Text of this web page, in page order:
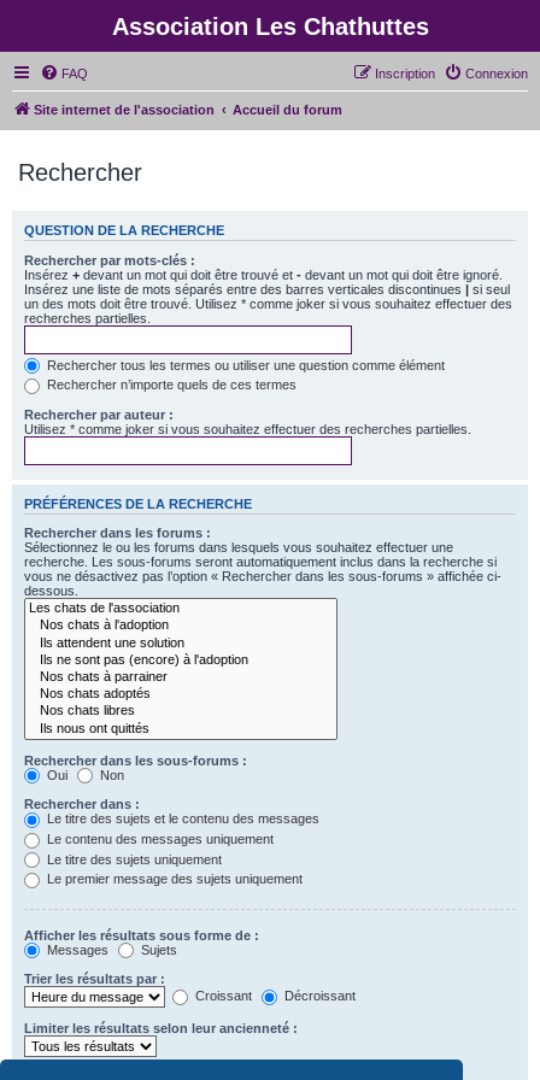
Association Les Chathuttes
FAQ Connexion
Inscription
Site internet de l'association Accueil du forum
Rechercher
QUESTION DE LA RECHERCHE
Rechercher par mots-clés :
Insérez + devant un mot qui doit être trouvé et - devant un mot qui doit être ignoré.
Insérez une liste de mots séparés entre des barres verticales discontinues | si seul
un des mots doit être trouvé. Utilisez * comme joker si vous souhaitez effectuer des
recherches partielles.
Rechercher tous les termes ou utiliser une question comme élément
Rechercher n’importe quels de ces termes
Rechercher par auteur :
Utilisez * comme joker si vous souhaitez effectuer des recherches partielles.
PRÉFÉRENCES DE LA RECHERCHE
Rechercher dans les forums :
Sélectionnez le ou les forums dans lesquels vous souhaitez effectuer une
recherche. Les sous-forums seront automatiquement inclus dans la recherche si
vous ne désactivez pas l’option « Rechercher dans les sous-forums » affichée ci-
dessous.
Rechercher dans les sous-forums :
Oui
Non
Rechercher dans :
Le titre des sujets et le contenu des messages
Le contenu des messages uniquement
Le titre des sujets uniquement
Le premier message des sujets uniquement
Afficher les résultats sous forme de :
Messages
Sujets
Trier les résultats par :
Croissant
Décroissant
Limiter les résultats selon leur ancienneté :